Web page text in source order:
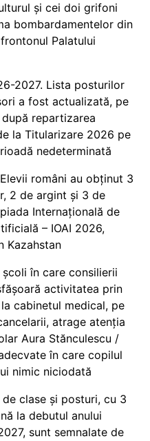
și cei doi grifoni
bombardamentelor din
Palatului
2027. Lista posturilor
a fost actualizată, pe
repartizarea
la Titularizare 2026 pe
nedeterminată
Elevii români au obținut 3
2 de argint și 3 de
Internațională de
– IOAI 2026,
Kazahstan
în care consilierii
activitatea prin
cabinetul medical, pe
atrage atenția
Aura Stănculescu /
în care copilul
nimic niciodată
clase și posturi, cu 3
la debutul anului
sunt semnalate de